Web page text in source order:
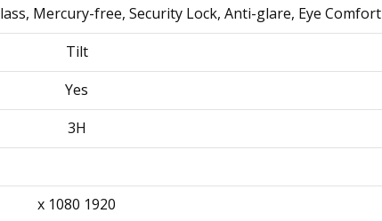
Mercury-free, Security Lock, Anti-glare, Eye Comfort
Tilt
Yes
3H
1920 x 1080